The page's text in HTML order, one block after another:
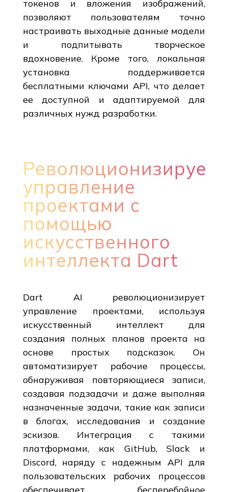
токенов и вложения изображений,
позволяют пользователям точно
настраивать выходные данные модели
и подпитывать творческое
вдохновение. Кроме того, локальная
установка поддерживается
бесплатными ключами API, что делает
ее доступной и адаптируемой для
различных нужд разработки.
Революционизируем
управление
проектами с
помощью
искусственного
интеллекта Dart
Dart AI революционизирует
управление проектами, используя
искусственный интеллект для
создания полных планов проекта на
основе простых подсказок. Он
автоматизирует рабочие процессы,
обнаруживая повторяющиеся записи,
создавая подзадачи и даже выполняя
назначенные задачи, такие как записи
в блогах, исследования и создание
эскизов. Интеграция с такими
платформами, как GitHub, Slack и
Discord, наряду с надежным API для
пользовательских рабочих процессов
обеспечивает бесперебойное